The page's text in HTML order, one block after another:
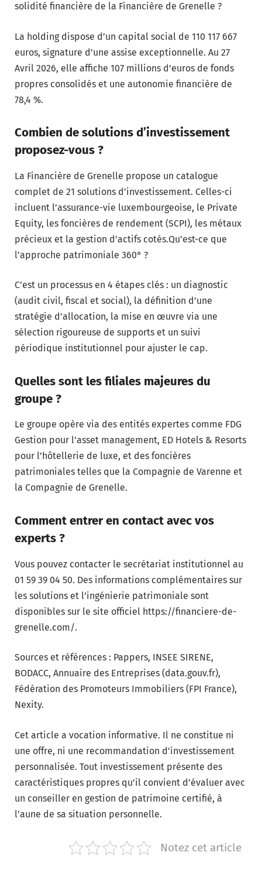
solidité financière de la Financière de Grenelle ?
La holding dispose d’un capital social de 110 117 667
euros, signature d’une assise exceptionnelle. Au 27
Avril 2026, elle affiche 107 millions d’euros de fonds
propres consolidés et une autonomie financière de
78,4 %.
Combien de solutions d’investissement
proposez-vous ?
La Financière de Grenelle propose un catalogue
complet de 21 solutions d’investissement. Celles-ci
incluent l’assurance-vie luxembourgeoise, le Private
Equity, les foncières de rendement (SCPI), les métaux
précieux et la gestion d’actifs cotés.Qu’est-ce que
l’approche patrimoniale 360° ?
C’est un processus en 4 étapes clés : un diagnostic
(audit civil, fiscal et social), la définition d’une
stratégie d’allocation, la mise en œuvre via une
sélection rigoureuse de supports et un suivi
périodique institutionnel pour ajuster le cap.
Quelles sont les filiales majeures du
groupe ?
Le groupe opère via des entités expertes comme FDG
Gestion pour l’asset management, ED Hotels & Resorts
pour l’hôtellerie de luxe, et des foncières
patrimoniales telles que la Compagnie de Varenne et
la Compagnie de Grenelle.
Comment entrer en contact avec vos
experts ?
Vous pouvez contacter le secrétariat institutionnel au
01 59 39 04 50. Des informations complémentaires sur
les solutions et l’ingénierie patrimoniale sont
disponibles sur le site officiel https://financiere-de-
grenelle.com/.
Sources et références : Pappers, INSEE SIRENE,
BODACC, Annuaire des Entreprises (data.gouv.fr),
Fédération des Promoteurs Immobiliers (FPI France),
Nexity.
Cet article a vocation informative. Il ne constitue ni
une offre, ni une recommandation d’investissement
personnalisée. Tout investissement présente des
caractéristiques propres qu’il convient d’évaluer avec
un conseiller en gestion de patrimoine certifié, à
l’aune de sa situation personnelle.
Notez cet article